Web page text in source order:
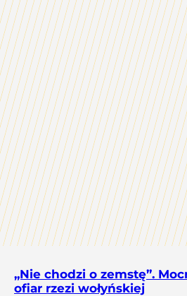
„Nie chodzi o zemstę”.
ofiar rzezi wołyńskiej